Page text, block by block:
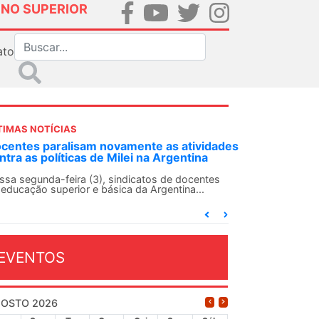
SUPERIOR
NOTÍCIAS
SN convoca docentes para Dia de
Internacionalista com Cuba em
de agosto
SN conclama suas seções sindicais e o